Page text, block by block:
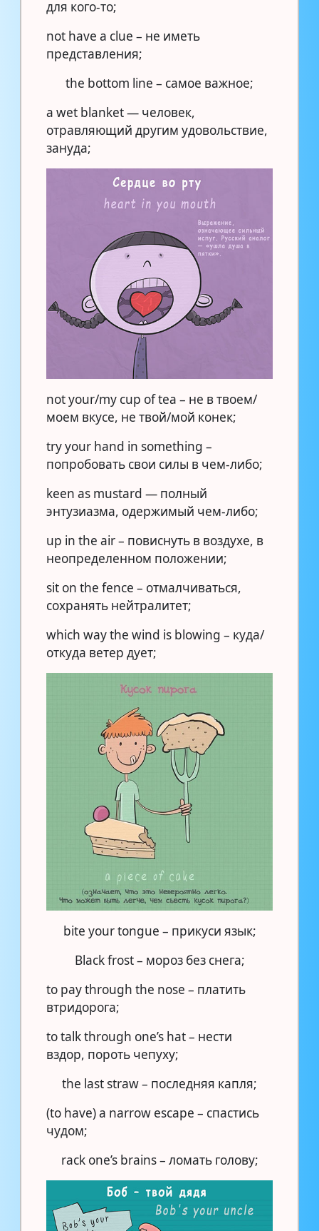
для кого-то;
not have a clue – не иметь
представления;
the bottom line – самое важное;
a wet blanket — человек,
отравляющий другим удовольствие,
зануда;
not your/my cup of tea – не в твоем/
моем вкусе, не твой/мой конек;
try your hand in something –
попробовать свои силы в чем-либо;
keen as mustard — полный
энтузиазма, одержимый чем-либо;
up in the air – повиснуть в воздухе, в
неопределенном положении;
sit on the fence – отмалчиваться,
сохранять нейтралитет;
which way the wind is blowing – куда/
откуда ветер дует;
bite your tongue – прикуси язык;
Black frost – мороз без снега;
to pay through the nose – платить
втридорога;
to talk through one’s hat – нести
вздор, пороть чепуху;
the last straw – последняя капля;
(to have) a narrow escape – спастись
чудом;
rack one’s brains – ломать голову;